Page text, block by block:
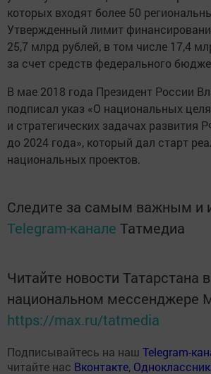
которых входят более 50
Утвержденный лимит
25,7 млрд рублей, в том числе 17,4
за счет средств федерального
В мае 2018 года Президент России
подписал указ «О национальных
и стратегических задачах развития
до 2024 года», который дал старт
национальных проектов.
Следите за самым важным и
Telegram-канале Татмедиа
Читайте новости Татарстана в
национальном мессенджере
https://max.ru/tatmedia
Подписывайтесь на наш Telegram-
читайте нас Вконтакте,